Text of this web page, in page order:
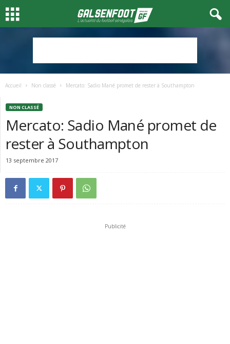
Accueil Non classé Mercato: Sadio Mané promet de rester à Southampton
NON CLASSÉ
Mercato: Sadio Mané promet de
rester à Southampton
13 septembre 2017
Publicité